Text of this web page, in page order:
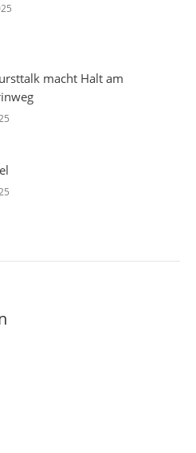
macht Halt am